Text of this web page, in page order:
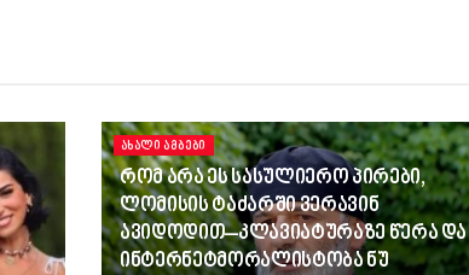
ᲐᲮᲐᲚᲘ ᲐᲛᲑᲔᲑᲘ
რომ არა ეს სასულიერო პირები,
ლომისის ტაძარში ვერავინ
ავიდოდით–კლავიატურაზე წერა და
ინტერნეტმორალისტობა ნუ